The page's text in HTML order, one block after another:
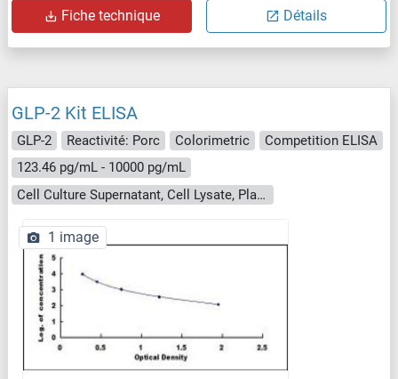
Fiche technique Détails
GLP-2 Kit ELISA
GLP-2 Reactivité: Porc Colorimetric
Competition ELISA
123.46 pg/mL - 10000 pg/mL
Cell Culture Supernatant, Cell Lysate, Plasma, Serum, Tissue Homogenate
1 image